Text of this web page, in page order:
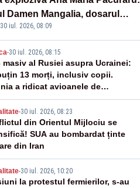
Damen Mangalia, dosarul
apărarea României
30 iul. 2026, 08:09
-30 iul. 2026, 08:15
masiv al Rusiei asupra Ucrainei:
13 morți, inclusiv copii.
a ridicat avioanele de
-30 iul. 2026, 08:23
din Orientul Mijlociu se
SUA au bombardat ținte
din Iran
-30 iul. 2026, 10:20
la protestul fermierilor, s-au